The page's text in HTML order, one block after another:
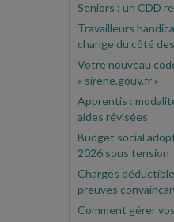
Seniors : un CDD
Travailleurs
change du côté
Votre nouveau
« sirene.gouv.fr »
Apprentis :
aides révisées
Budget social
2026 sous tension
Charges
preuves
Comment gérer